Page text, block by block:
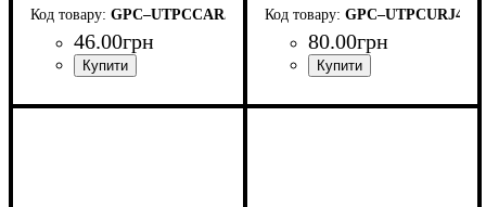
GPC–UTPCCARJ45–1.5G
46.00грн 80.00грн